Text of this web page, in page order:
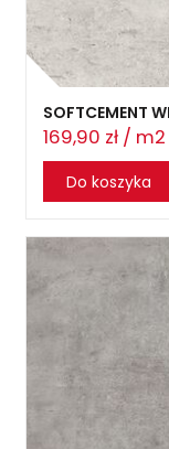
SOFTCEMENT
169,90 zł / m2
Do koszyka